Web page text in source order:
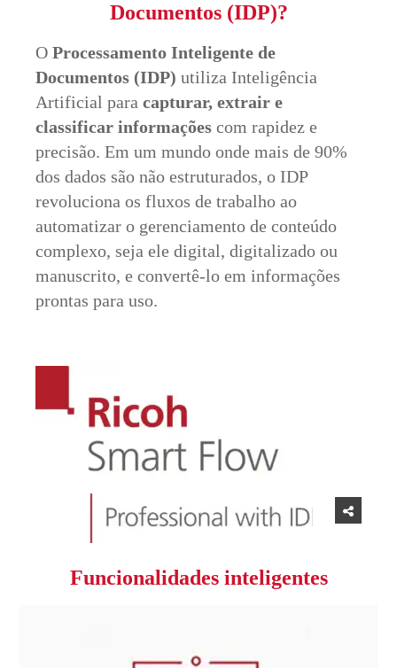
Documentos (IDP)?
O Processamento Inteligente de
Documentos (IDP) utiliza Inteligência
Artificial para capturar, extrair e
classificar informações com rapidez e
precisão. Em um mundo onde mais de 90%
dos dados são não estruturados, o IDP
revoluciona os fluxos de trabalho ao
automatizar o gerenciamento de conteúdo
complexo, seja ele digital, digitalizado ou
manuscrito, e convertê-lo em informações
prontas para uso.
Funcionalidades inteligentes